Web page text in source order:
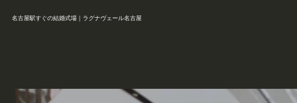
名古屋駅すぐの結婚式場｜ラグナヴェール名古屋